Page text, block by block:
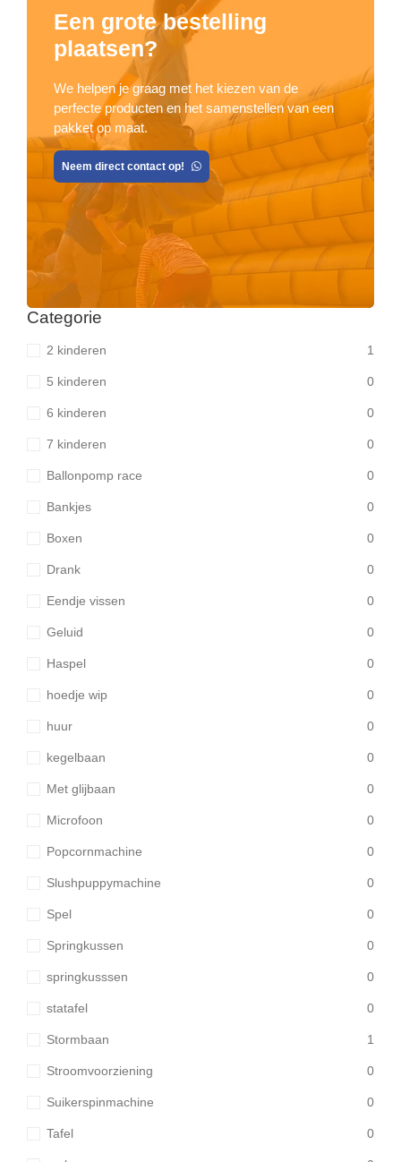
Een grote bestelling
plaatsen?
We helpen je graag met het kiezen van de
perfecte producten en het samenstellen van een
pakket op maat.
Neem direct contact op!
Categorie
2 kinderen 1
5 kinderen 0
6 kinderen 0
7 kinderen 0
Ballonpomp race 0
Bankjes 0
Boxen 0
Drank 0
Eendje vissen 0
Geluid 0
Haspel 0
hoedje wip 0
huur 0
kegelbaan 0
Met glijbaan 0
Microfoon 0
Popcornmachine 0
Slushpuppymachine 0
Spel 0
Springkussen 0
springkusssen 0
statafel 0
Stormbaan 1
Stroomvoorziening 0
Suikerspinmachine 0
Tafel 0